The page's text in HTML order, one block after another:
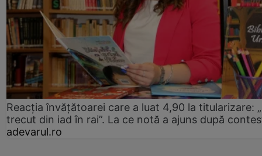
Reacția învățătoarei care a luat 4,90 la titularizare:
trecut din iad în rai”. La ce notă a ajuns după
adevarul.ro